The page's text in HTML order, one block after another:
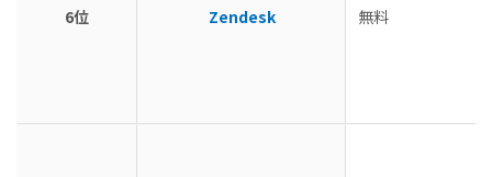
6位 Zendesk 無料